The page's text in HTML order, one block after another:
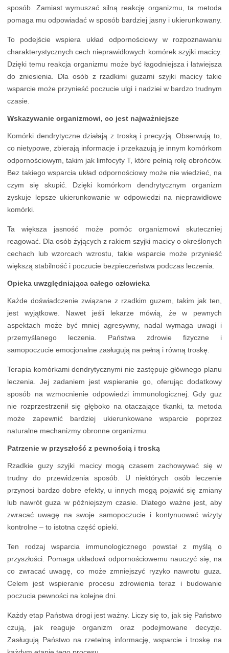
sposób. Zamiast wymuszać silną reakcję organizmu, ta metoda
pomaga mu odpowiadać w sposób bardziej jasny i ukierunkowany.
To podejście wspiera układ odpornościowy w rozpoznawaniu
charakterystycznych cech nieprawidłowych komórek szyjki macicy.
Dzięki temu reakcja organizmu może być łagodniejsza i łatwiejsza
do zniesienia. Dla osób z rzadkimi guzami szyjki macicy takie
wsparcie może przynieść poczucie ulgi i nadziei w bardzo trudnym
czasie.
Wskazywanie organizmowi, co jest najważniejsze
Komórki dendrytyczne działają z troską i precyzją. Obserwują to,
co nietypowe, zbierają informacje i przekazują je innym komórkom
odpornościowym, takim jak limfocyty T, które pełnią rolę obrońców.
Bez takiego wsparcia układ odpornościowy może nie wiedzieć, na
czym się skupić. Dzięki komórkom dendrytycznym organizm
zyskuje lepsze ukierunkowanie w odpowiedzi na nieprawidłowe
komórki.
Ta większa jasność może pomóc organizmowi skuteczniej
reagować. Dla osób żyjących z rakiem szyjki macicy o określonych
cechach lub wzorcach wzrostu, takie wsparcie może przynieść
większą stabilność i poczucie bezpieczeństwa podczas leczenia.
Opieka uwzględniająca całego człowieka
Każde doświadczenie związane z rzadkim guzem, takim jak ten,
jest wyjątkowe. Nawet jeśli lekarze mówią, że w pewnych
aspektach może być mniej agresywny, nadal wymaga uwagi i
przemyślanego leczenia. Państwa zdrowie fizyczne i
samopoczucie emocjonalne zasługują na pełną i równą troskę.
Terapia komórkami dendrytycznymi nie zastępuje głównego planu
leczenia. Jej zadaniem jest wspieranie go, oferując dodatkowy
sposób na wzmocnienie odpowiedzi immunologicznej. Gdy guz
nie rozprzestrzenił się głęboko na otaczające tkanki, ta metoda
może zapewnić bardziej ukierunkowane wsparcie poprzez
naturalne mechanizmy obronne organizmu.
Patrzenie w przyszłość z pewnością i troską
Rzadkie guzy szyjki macicy mogą czasem zachowywać się w
trudny do przewidzenia sposób. U niektórych osób leczenie
przynosi bardzo dobre efekty, u innych mogą pojawić się zmiany
lub nawrót guza w późniejszym czasie. Dlatego ważne jest, aby
zwracać uwagę na swoje samopoczucie i kontynuować wizyty
kontrolne – to istotna część opieki.
Ten rodzaj wsparcia immunologicznego powstał z myślą o
przyszłości. Pomaga układowi odpornościowemu nauczyć się, na
co zwracać uwagę, co może zmniejszyć ryzyko nawrotu guza.
Celem jest wspieranie procesu zdrowienia teraz i budowanie
poczucia pewności na kolejne dni.
Każdy etap Państwa drogi jest ważny. Liczy się to, jak się Państwo
czują, jak reaguje organizm oraz podejmowane decyzje.
Zasługują Państwo na rzetelną informację, wsparcie i troskę na